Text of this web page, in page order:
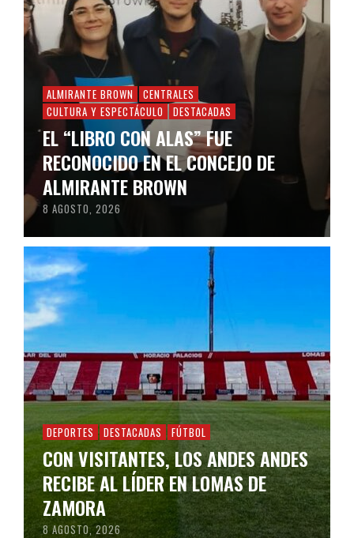
ALMIRANTE BROWN
CENTRALES
CULTURA Y ESPECTÁCULO
DESTACADAS
EL “LIBRO CON ALAS” FUE
RECONOCIDO EN EL CONCEJO DE
ALMIRANTE BROWN
8 AGOSTO, 2026
DEPORTES DESTACADAS FÚTBOL
CON VISITANTES, LOS ANDES ANDES
RECIBE AL LÍDER EN LOMAS DE
ZAMORA
8 AGOSTO, 2026